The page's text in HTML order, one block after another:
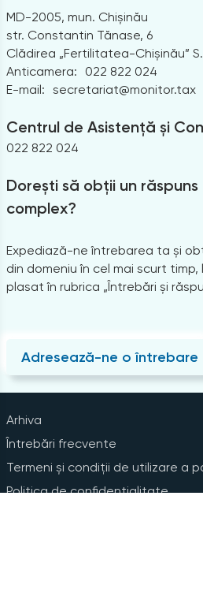
MD-2005, mun. Chișinău
str. Constantin Tănase, 6
Clădirea „Fertilitatea-Chișinău”
Anticamera:
022 822 024
E-mail: secretariat@monitor.tax
Centrul de Asistență și
022 822 024
Dorești să obții un
complex?
Expediază-ne întrebarea ta și
din domeniu în cel mai scurt
plasat în rubrica „Întrebări și
Adresează-ne o întrebare
Arhiva
Întrebări frecvente
Termeni și condiții de utilizare a
Politica de confidențialitate